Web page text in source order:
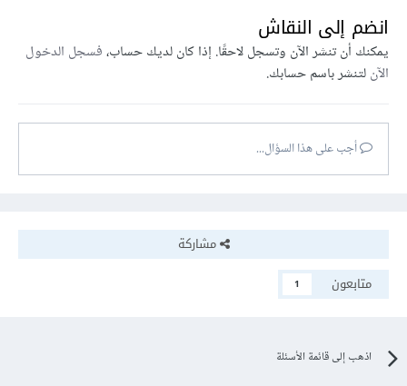
انضم إلى النقاش
يمكنك أن تنشر الآن وتسجل لاحقًا. إذا كان لديك حساب،فسجل الدخول
الآنلتنشر باسم حسابك.
أجب على هذا السؤال...
مشاركة
متابعون
1
اذهب إلى قائمة الأسئلة